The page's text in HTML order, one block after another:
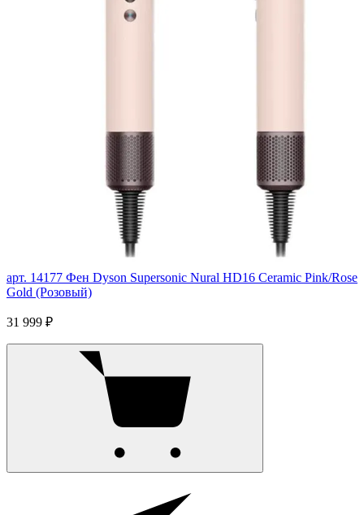
арт. 14177 Фен Dyson Supersonic Nural HD16 Ceramic Pink/Rose
Gold (Розовый)
31 999 ₽